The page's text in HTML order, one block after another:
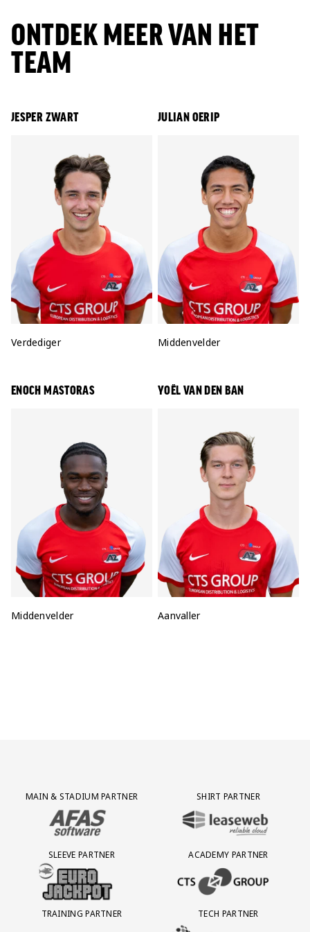
ONTDEK MEER VAN HET
TEAM
JESPER ZWART
Positie:
Verdediger
JULIAN OERIP
Positie:
Middenvelder
ENOCH MASTORAS
Positie:
Middenvelder
YOËL VAN DEN BAN
Positie:
Aanvaller
Partner Logos Grid
MAIN & STADIUM PARTNER
BEZOEK ONZE MAIN & STADIUM PARTNER AFAS SOFTWARE
SHIRT PARTNER
BEZOEK ONZE SHIRT PARTNER
SLEEVE PARTNER
BEZOEK ONZE SLEEVE PARTNER EUROJACKPOT
ACADEMY PARTNER
BEZOEK ONZE ACADEMY
TRAINING PARTNER
BEZOEK ONZE TRAINING PARTNER LEBARA
TECH PARTNER
BEZOEK ONZE TECH PARTNER